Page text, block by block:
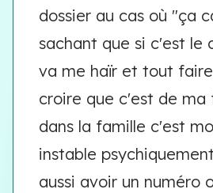
dossier au cas où "ça
sachant que si c'est le
va me haïr et tout
croire que c'est de ma
dans la famille c'est
instable
aussi avoir un numéro